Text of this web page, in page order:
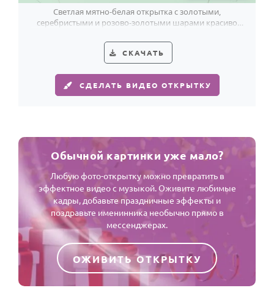
Светлая мятно-белая открытка с золотыми,
серебристыми и розово-золотыми шарами красиво
СКАЧАТЬ
СДЕЛАТЬ ВИДЕО ОТКРЫТКУ
Обычной картинки уже мало?
Любую фото-открытку можно превратить в
эффектное видео с музыкой. Оживите любимые
кадры, добавьте праздничные эффекты и
поздравьте именинника необычно прямо в
мессенджерах.
ОЖИВИТЬ ОТКРЫТКУ